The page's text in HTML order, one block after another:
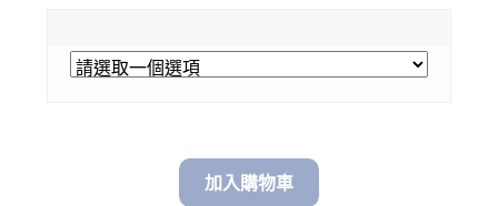
$ 180.00
加入購物車